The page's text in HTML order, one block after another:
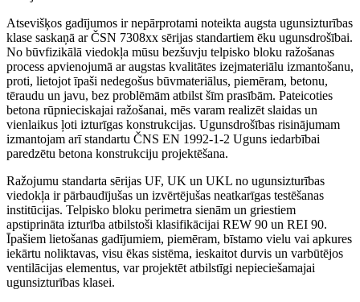
Atsevišķos gadījumos ir nepārprotami noteikta augsta ugunsizturības
klase saskaņā ar ČSN 7308xx sērijas standartiem ēku ugunsdrošībai.
No būvfizikālā viedokļa mūsu bezšuvju telpisko bloku ražošanas
process apvienojumā ar augstas kvalitātes izejmateriālu izmantošanu,
proti, lietojot īpaši nedegošus būvmateriālus, piemēram, betonu,
tēraudu un javu, bez problēmām atbilst šīm prasībām. Pateicoties
betona rūpnieciskajai ražošanai, mēs varam realizēt slaidas un
vienlaikus ļoti izturīgas konstrukcijas. Ugunsdrošības risinājumam
izmantojam arī standartu ČNS EN 1992-1-2 Uguns iedarbībai
paredzētu betona konstrukciju projektēšana.
Ražojumu standarta sērijas UF, UK un UKL no ugunsizturības
viedokļa ir pārbaudījušas un izvērtējušas neatkarīgas testēšanas
institūcijas. Telpisko bloku perimetra sienām un griestiem
apstiprināta izturība atbilstoši klasifikācijai REW 90 un REI 90.
Īpašiem lietošanas gadījumiem, piemēram, bīstamo vielu vai apkures
iekārtu noliktavas, visu ēkas sistēma, ieskaitot durvis un varbūtējos
ventilācijas elementus, var projektēt atbilstīgi nepieciešamajai
ugunsizturības klasei.